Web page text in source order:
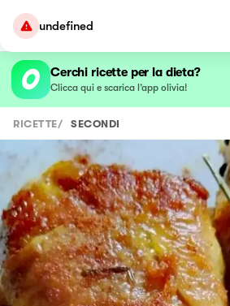
undefined
Cerchi ricette per la dieta?
Clicca qui e scarica l’app olivia!
RICETTE/ SECONDI